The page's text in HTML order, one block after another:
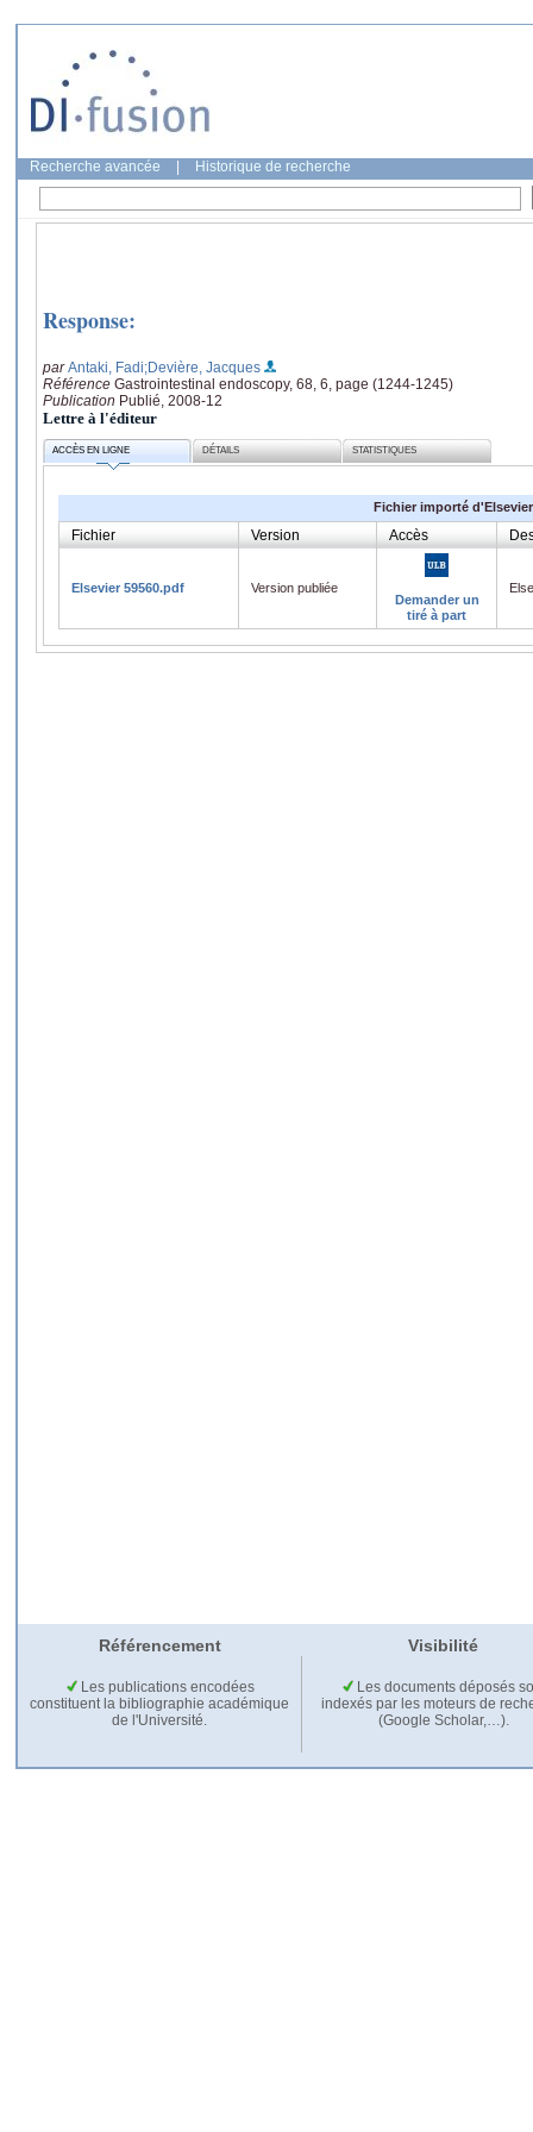
Recherche avancée Historique de recherche
Response:
parAntaki, Fadi;Devière, Jacques
Référence Gastrointestinal endoscopy, 68, 6, page (1244-1245)
Publication Publié, 2008-12
Lettre à l'éditeur
ACCÈS EN LIGNE DÉTAILS STATISTIQUES
Fichier importé d'Elsevier
Fichier Version Accès
Elsevier 59560.pdf
Version publiée
Demander un
tiré à part
Référencement Visibilité
Les publications encodées
constituent la bibliographie académique
de l'Université.
Les documents déposés
indexés par les moteurs de
(Google Scholar,…).